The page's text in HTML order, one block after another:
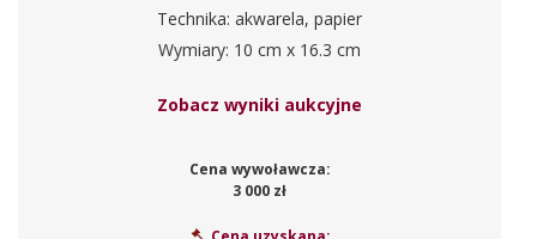
Technika: akwarela, papier
Wymiary: 10 cm x 16.3 cm
Zobacz wyniki aukcyjne
Cena wywoławcza:
3 000 zł